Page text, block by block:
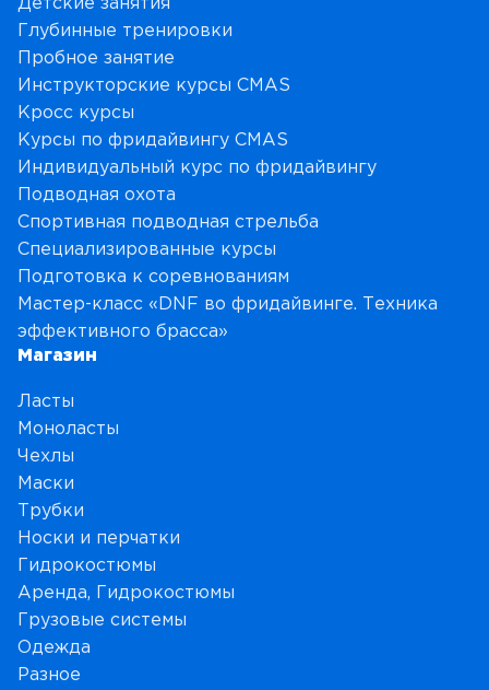
Глубинные тренировки
Пробное занятие
Инструкторские курсы CMAS
Кросс курсы
Курсы по фридайвингу CMAS
Индивидуальный курс по фридайвингу
Подводная охота
Спортивная подводная стрельба
Специализированные курсы
Подготовка к соревнованиям
Мастер-класс «DNF во фридайвинге. Техника
эффективного брасса»
Магазин
Ласты
Моноласты
Чехлы
Маски
Трубки
Носки и перчатки
Гидрокостюмы
Аренда, Гидрокостюмы
Грузовые системы
Одежда
Разное